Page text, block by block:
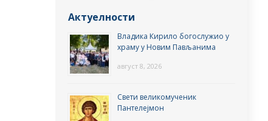
Актуелности
Владика Кирило богослужио у
храму у Новим Пављанима
август 8, 2026
Свети великомученик
Пантелејмон